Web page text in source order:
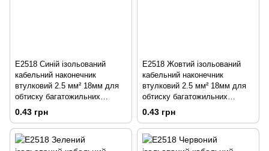
E2518 Синій ізольований
кабельний наконечник
втулковий 2.5 мм² 18мм для
обтиску багатожильних
проводів
0.43 грн
E2518 Жовтий ізольований
кабельний наконечник
втулковий 2.5 мм² 18мм для
обтиску багатожильних
проводів
0.43 грн